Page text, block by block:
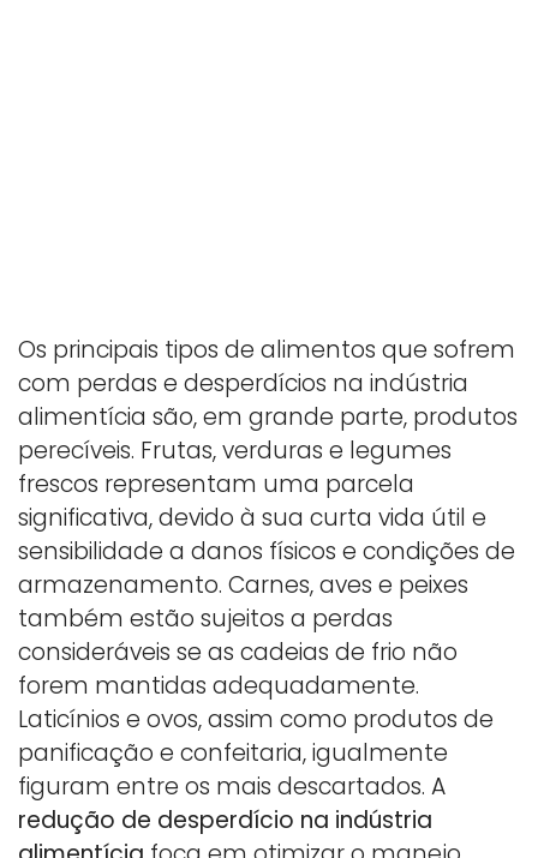
Os principais tipos de alimentos que sofrem
com perdas e desperdícios na indústria
alimentícia são, em grande parte, produtos
perecíveis. Frutas, verduras e legumes
frescos representam uma parcela
significativa, devido à sua curta vida útil e
sensibilidade a danos físicos e condições de
armazenamento. Carnes, aves e peixes
também estão sujeitos a perdas
consideráveis se as cadeias de frio não
forem mantidas adequadamente.
Laticínios e ovos, assim como produtos de
panificação e confeitaria, igualmente
figuram entre os mais descartados. A
redução de desperdício na indústria